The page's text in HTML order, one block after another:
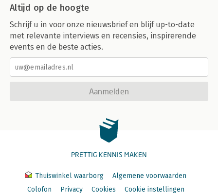
Altijd op de hoogte
Schrijf u in voor onze nieuwsbrief en blijf up-to-date
met relevante interviews en recensies, inspirerende
events en de beste acties.
Aanmelden
PRETTIG KENNIS MAKEN
Thuiswinkel waarborg
Algemene voorwaarden
Colofon
Privacy Cookies Cookie instellingen